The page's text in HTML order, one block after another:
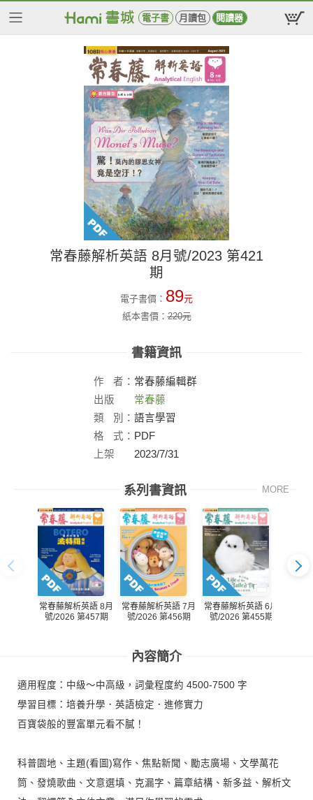
電子書 月讀包 閱讀器
常春藤解析英語 8月號/2023 第421
期
電子書價： 89元
紙本書價：220元
書籍資訊
作 者： 常春藤編輯群
出版
社：
常春藤
類
別： 語言學習
格
式： PDF
上架
2023/7/31
系列書資訊 MORE
常春藤解析英語 8月
號/2026 第457期
常春藤解析英語 7月
號/2026 第456期
常春藤解析英語 6月
號/2026 第455期
內容簡介
適用程度：中級～中高級，詞彙程度約 4500-7500 字
學習目標：培養升學．英語檢定．進修實力
百寶袋般的豐富單元看不膩！
科普園地、主題(看圖)寫作、焦點新聞、勵志廣場、文學萬花
筒、發燒歌曲、文意選填、克漏字、篇章結構、新多益、解析文